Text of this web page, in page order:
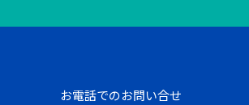
お電話でのお問い合せ